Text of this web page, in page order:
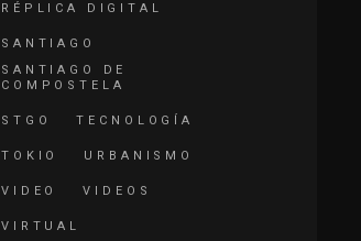
RÉPLICA DIGITAL
SANTIAGO
SANTIAGO DE
COMPOSTELA
STGO TECNOLOGÍA
TOKIO URBANISMO
VIDEO VIDEOS
VIRTUAL